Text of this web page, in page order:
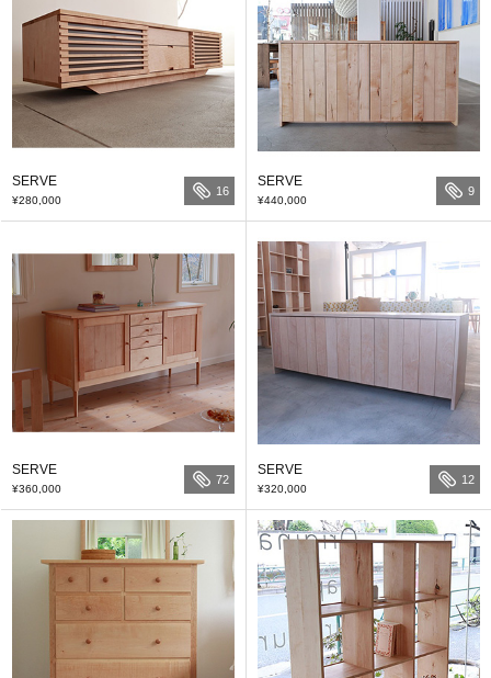
SERVE
¥280,000
16
SERVE
¥440,000
9
SERVE
¥360,000
72
SERVE
¥320,000
12